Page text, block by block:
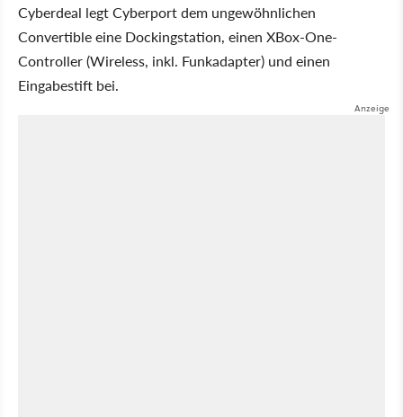
Cyberdeal legt Cyberport dem ungewöhnlichen
Convertible eine Dockingstation, einen XBox-One-
Controller (Wireless, inkl. Funkadapter) und einen
Eingabestift bei.